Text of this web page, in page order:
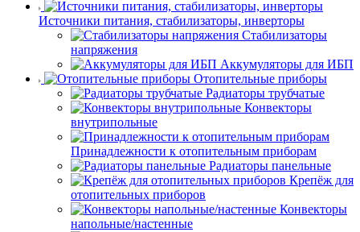
Источники питания, стабилизаторы, инверторы
Стабилизаторы
напряжения
Аккумуляторы для ИБП
Отопительные приборы
Радиаторы трубчатые
Конвекторы
внутрипольные
Принадлежности к отопительным приборам
Радиаторы панельные
Крепёж для
отопительных приборов
Конвекторы
напольные/настенные